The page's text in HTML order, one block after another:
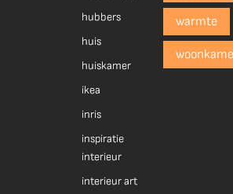
hubbers
huis
huiskamer
ikea
inris
inspiratie
interieur
interieur art
warmte